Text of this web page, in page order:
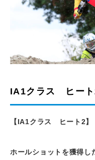
IA1クラス ヒー
【 IA1クラス ヒート2】
ホールショットを獲得し